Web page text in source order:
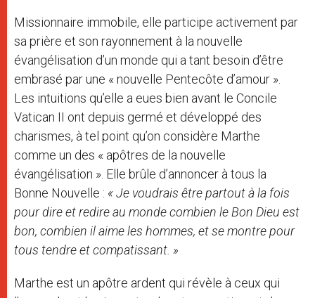
Missionnaire immobile, elle participe activement par
sa prière et son rayonnement à la nouvelle
évangélisation d’un monde qui a tant besoin d’être
embrasé par une « nouvelle Pentecôte d’amour ».
Les intuitions qu’elle a eues bien avant le Concile
Vatican II ont depuis germé et développé des
charismes, à tel point qu’on considère Marthe
comme un des « apôtres de la nouvelle
évangélisation ». Elle brûle d’annoncer à tous la
Bonne Nouvelle : « Je voudrais être partout à la fois
pour dire et redire au monde combien le Bon Dieu est
bon, combien il aime les hommes, et se montre pour
tous tendre et compatissant. »
Marthe est un apôtre ardent qui révèle à ceux qui